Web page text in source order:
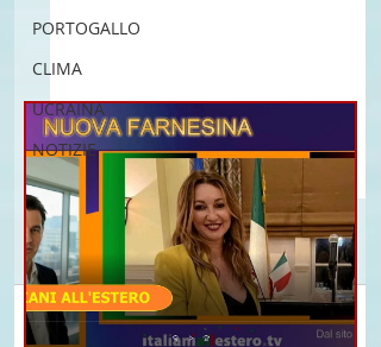
PORTOGALLO
CLIMA
UCRAINA
NOTIZIE
Commenti